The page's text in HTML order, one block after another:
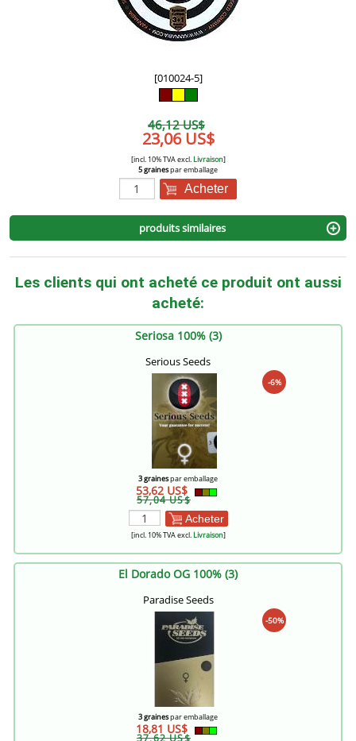
[010024-5]
46,12 US$
23,06 US$
[incl. 10% TVA excl. Livraison]
5 grainespar emballage
Acheter
produits similaires
Les clients qui ont acheté ce produit ont aussi
acheté:
Seriosa 100% (3)
Serious Seeds
-6%
3 grainespar emballage
53,62 US$
57,04 US$
Acheter
[incl. 10% TVA excl.Livraison]
El Dorado OG 100% (3)
Paradise Seeds
-50%
3 grainespar emballage
18,81 US$
37,62 US$